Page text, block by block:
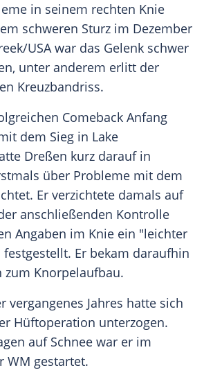
in seinem rechten Knie
schweren Sturz im Dezember
USA war das Gelenk schwer
unter anderem erlitt der
Kreuzbandriss.
Comeback Anfang
dem Sieg in Lake
Dreßen kurz darauf in
über Probleme mit dem
Er verzichtete damals auf
anschließenden Kontrolle
Angaben im Knie ein "leichter
Er bekam daraufhin
zum Knorpelaufbau.
vergangenes Jahres hatte sich
Hüftoperation unterzogen.
auf Schnee war er im
WM gestartet.